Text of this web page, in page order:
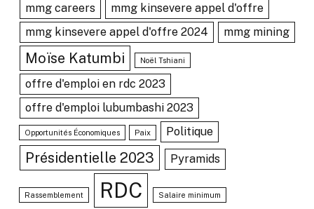
mmg careers
mmg kinsevere appel d'offre
mmg kinsevere appel d'offre 2024
mmg mining
Moïse Katumbi Noël Tshiani
offre d'emploi en rdc 2023
offre d'emploi lubumbashi 2023
Opportunités Économiques Paix Politique
Présidentielle 2023 Pyramids
Rassemblement RDC Salaire minimum